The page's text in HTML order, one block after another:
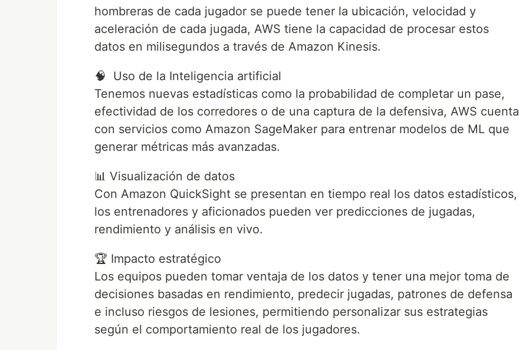
hombreras de cada jugador se puede tener la ubicación, velocidad y
aceleración de cada jugada, AWS tiene la capacidad de procesar estos
datos en milisegundos a través de Amazon Kinesis.
🧠 Uso de la Inteligencia artificial
Tenemos nuevas estadísticas como la probabilidad de completar un pase,
efectividad de los corredores o de una captura de la defensiva, AWS cuenta
con servicios como Amazon SageMaker para entrenar modelos de ML que
generar métricas más avanzadas.
📊 Visualización de datos
Con Amazon QuickSight se presentan en tiempo real los datos estadísticos,
los entrenadores y aficionados pueden ver predicciones de jugadas,
rendimiento y análisis en vivo.
🏆 Impacto estratégico
Los equipos pueden tomar ventaja de los datos y tener una mejor toma de
decisiones basadas en rendimiento, predecir jugadas, patrones de defensa
e incluso riesgos de lesiones, permitiendo personalizar sus estrategias
según el comportamiento real de los jugadores.